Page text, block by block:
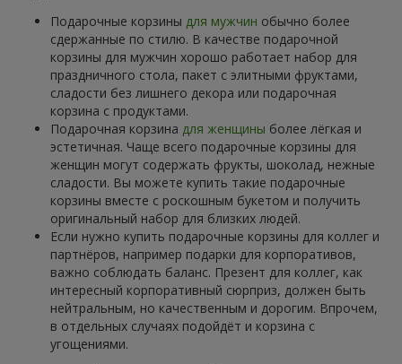
Подарочные корзины для мужчин обычно более
сдержанные по стилю. В качестве подарочной
корзины для мужчин хорошо работает набор для
праздничного стола, пакет с элитными фруктами,
сладости без лишнего декора или подарочная
корзина с продуктами.
Подарочная корзина для женщины более лёгкая и
эстетичная. Чаще всего подарочные корзины для
женщин могут содержать фрукты, шоколад, нежные
сладости. Вы можете купить такие подарочные
корзины вместе с роскошным букетом и получить
оригинальный набор для близких людей.
Если нужно купить подарочные корзины для коллег и
партнёров, например подарки для корпоративов,
важно соблюдать баланс. Презент для коллег, как
интересный корпоративный сюрприз, должен быть
нейтральным, но качественным и дорогим. Впрочем,
в отдельных случаях подойдёт и корзина с
угощениями.